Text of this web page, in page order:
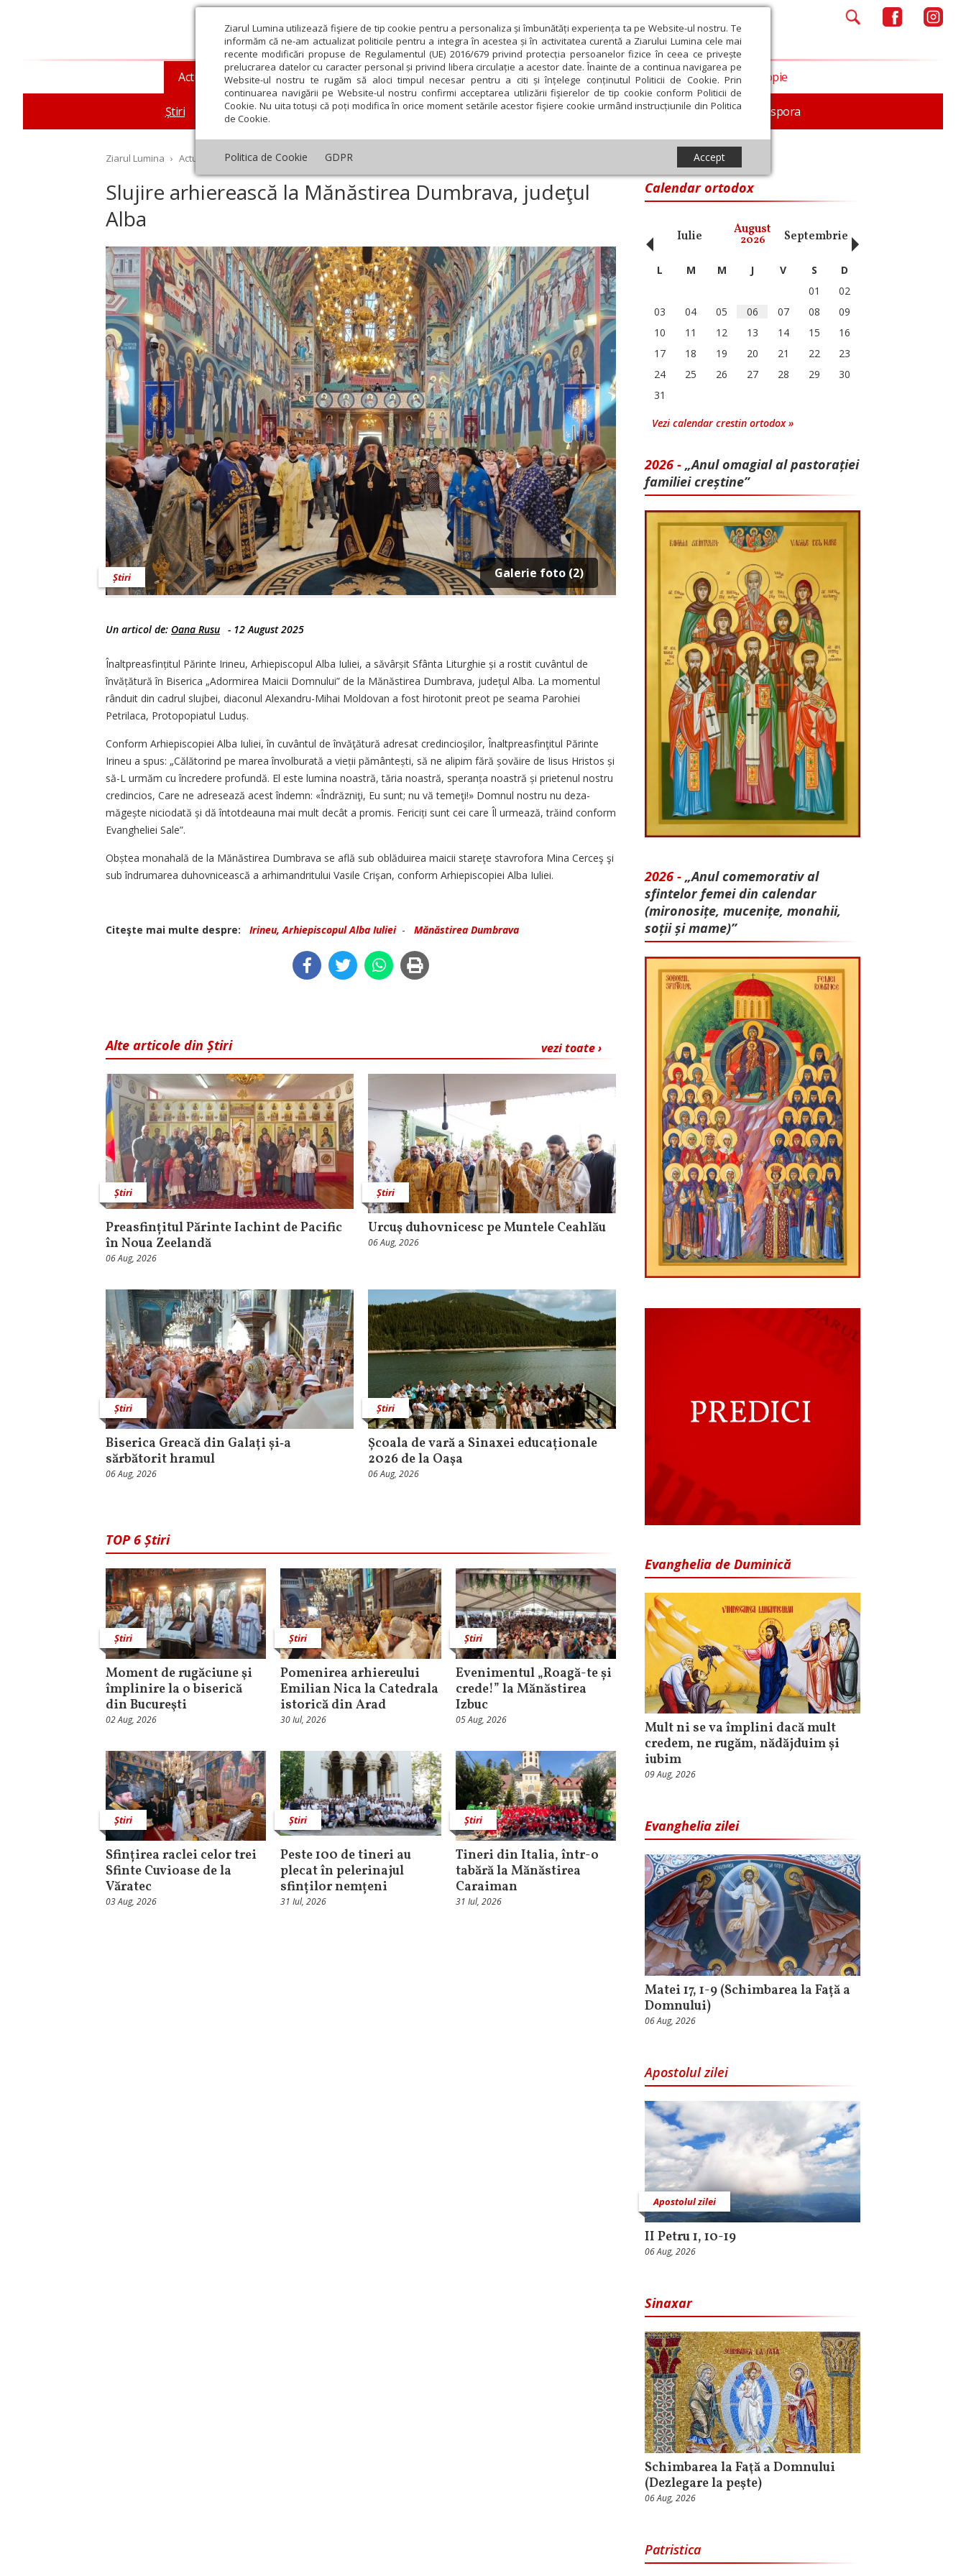
Ziarul Lumina utilizează fişiere de tip cookie pentru a personaliza și îmbunătăți experiența ta pe Website-ul nostru. Te
informăm că ne-am actualizat politicile pentru a integra în acestea și în activitatea curentă a Ziarului Lumina cele mai
recente modificări propuse de Regulamentul (UE) 2016/679 privind protecția persoanelor fizice în ceea ce privește
prelucrarea datelor cu caracter personal și privind libera circulație a acestor date. Înainte de a continua navigarea pe
Website-ul nostru te rugăm să aloci timpul necesar pentru a citi și înțelege conținutul Politicii de Cookie. Prin
continuarea navigării pe Website-ul nostru confirmi acceptarea utilizării fişierelor de tip cookie conform Politicii de
Cookie. Nu uita totuși că poți modifica în orice moment setările acestor fişiere cookie urmând instrucțiunile din Politica
de Cookie.
Politica de Cookie GDPR Accept
Actualitate religioasă
Știri Mesaje și cuvântări An omagial Comunicate de presă Documentar In memoriam Diaspora
Teologie și spiritualitate Educaţie și Cultură Societate Opinii Filantropie
Ziarul Lumina › Actualitate religioasă › Știri › Slujire arhierească la Mănăstirea Dumbrava, judeţul Alba
Slujire arhierească la Mănăstirea Dumbrava, judeţul
Alba
Galerie foto (2)
Știri
Un articol de: Oana Rusu - 12 August 2025
Înaltpreasfințitul Părinte Irineu, Arhi­episcopul Alba Iuliei, a săvârșit Sfânta Liturghie și a rostit cuvântul de
învățătură în Biserica „Adormirea Maicii Domnului” de la Mănăstirea Dumbrava, judeţul Alba. La momentul
rânduit din cadrul slujbei, diaconul Alexandru-Mihai Moldovan a fost hirotonit preot pe seama Parohiei
Petrilaca, Protopopiatul Luduș.
Conform Arhiepiscopiei Alba Iuliei, în cuvântul de învăţătură adresat credincioşilor, Înaltpreasfinţitul Părinte
Irineu a spus: „Călătorind pe marea învolburată a vieții pămân­tești, să ne alipim fără șovăire de Iisus Hristos și
să-L urmăm cu încredere profundă. El este lumina noastră, tăria noastră, speranța noastră și prietenul nostru
credincios, Care ne adresează acest îndemn: «Îndrăzniţi, Eu sunt; nu vă temeţi!» Domnul nostru nu deza­
măgește niciodată și dă întotdeauna mai mult decât a promis. Fericiți sunt cei care Îl urmează, trăind conform
Evangheliei Sale”.
Obștea monahală de la Mănăstirea Dumbrava se află sub oblăduirea maicii stareţe stavrofora Mina Cerceş şi
sub îndrumarea duhovnicească a arhimandritului Vasile Crişan, conform Arhiepiscopiei Alba Iuliei.
Citeşte mai multe despre: Irineu, Arhiepiscopul Alba Iuliei- Mănăstirea Dumbrava
vezi toate ›
Alte articole din Știri
Știri
Preasfințitul Părinte Iachint de Pacific
în Noua Zeelandă
06 Aug, 2026
Știri
Urcuş duhovnicesc pe Muntele Ceahlău
06 Aug, 2026
Știri
Biserica Greacă din Galați și‑a
sărbătorit hramul
06 Aug, 2026
Știri
Școala de vară a Sinaxei educaționale
2026 de la Oaşa
06 Aug, 2026
TOP 6 Știri
Știri
Moment de rugăciune şi
împlinire la o biserică
din Bucureşti
02 Aug, 2026
Știri
Pomenirea arhiereului
Emilian Nica la Catedrala
istorică din Arad
30 Iul, 2026
Știri
Evenimentul „Roagă-te și
crede!” la Mănăstirea
Izbuc
05 Aug, 2026
Știri
Sfințirea raclei celor trei
Sfinte Cuvioase de la
Văratec
03 Aug, 2026
Știri
Peste 100 de tineri au
plecat în pelerinajul
sfinților nemțeni
31 Iul, 2026
Știri
Tineri din Italia, într-o
tabără la Mănăstirea
Caraiman
31 Iul, 2026
Calendar ortodox
Iulie August
2026 Septembrie Octombrie
‹ L M M J V S
D
01
02
03
04 05 06 07 08
09
10
11 12 13 14 15
16
17
18 19 20 21 22
23
24
25 26 27 28 29
30
31
Vezi calendar crestin ortodox »
2026 - „Anul omagial al pastorației
familiei creștine”
2026 - „Anul comemorativ al
sfintelor femei din calendar
(mironosițe, mu­cenițe, monahii,
soții și mame)”
Evanghelia de Duminică
Mult ni se va împlini dacă mult
credem, ne rugăm, nădăjduim și
iubim
09 Aug, 2026
Evanghelia zilei
Matei 17, 1-9 (Schimbarea la Față a
Domnului)
06 Aug, 2026
Apostolul zilei
Apostolul zilei
II Petru 1, 10-19
06 Aug, 2026
Sinaxar
Schimbarea la Faţă a Domnului
(Dezlegare la peşte)
06 Aug, 2026
Patristica